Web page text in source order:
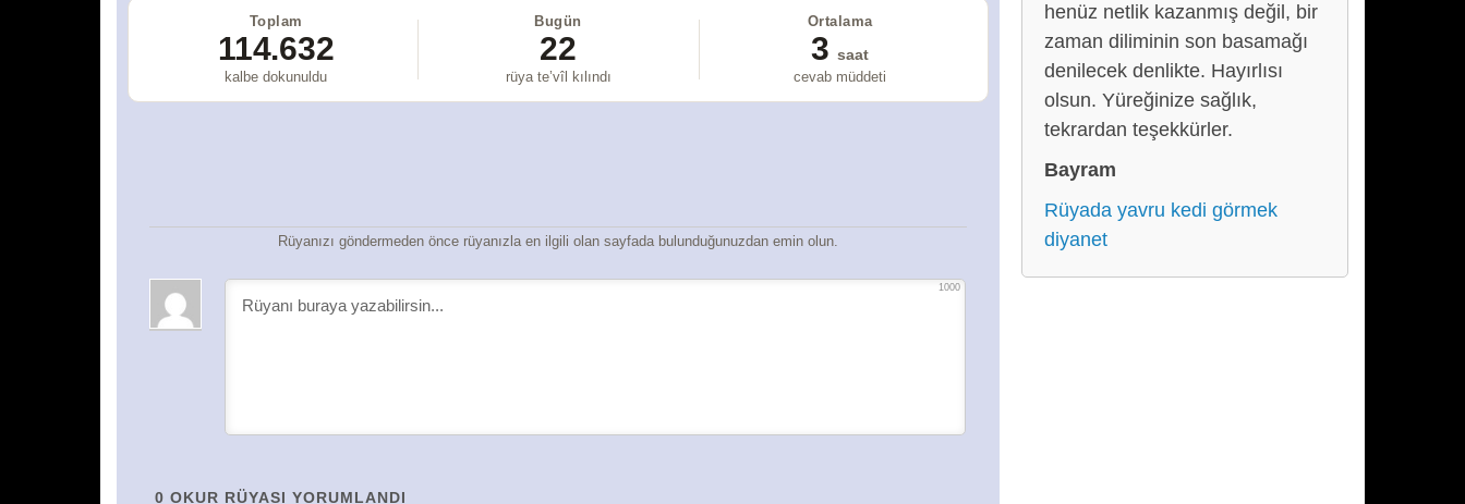
Toplam
114.632
kalbe dokunuldu
Bugün
22
rüya te’vîl kılındı
Ortalama
3 saat
cevab müddeti
Rüyanızı göndermeden önce rüyanızla en ilgili olan sayfada bulunduğunuzdan emin olun.
1000
0 OKUR RÜYASI YORUMLANDI
henüz netlik kazanmış değil, bir
zaman diliminin son basamağı
denilecek denlikte. Hayırlısı
olsun. Yüreğinize sağlık,
tekrardan teşekkürler.
Bayram
Rüyada yavru kedi görmek
diyanet